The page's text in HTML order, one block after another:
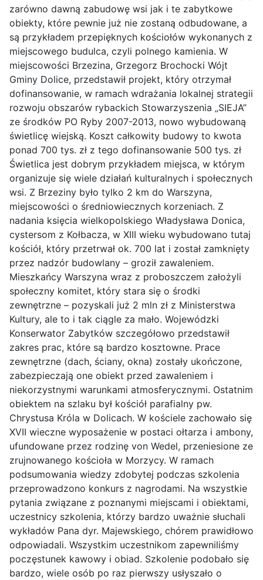
zarówno dawną zabudowę wsi jak i te zabytkowe
obiekty, które pewnie już nie zostaną odbudowane, a
są przykładem przepięknych kościołów wykonanych z
miejscowego budulca, czyli polnego kamienia. W
miejscowości Brzezina, Grzegorz Brochocki Wójt
Gminy Dolice, przedstawił projekt, który otrzymał
dofinansowanie, w ramach wdrażania lokalnej strategii
rozwoju obszarów rybackich Stowarzyszenia „SIEJA”
ze środków PO Ryby 2007-2013, nowo wybudowaną
świetlicę wiejską. Koszt całkowity budowy to kwota
ponad 700 tys. zł z tego dofinansowanie 500 tys. zł
Świetlica jest dobrym przykładem miejsca, w którym
organizuje się wiele działań kulturalnych i społecznych
wsi. Z Brzeziny było tylko 2 km do Warszyna,
miejscowości o średniowiecznych korzeniach. Z
nadania księcia wielkopolskiego Władysława Donica,
cystersom z Kołbacza, w XIII wieku wybudowano tutaj
kościół, który przetrwał ok. 700 lat i został zamknięty
przez nadzór budowlany – groził zawaleniem.
Mieszkańcy Warszyna wraz z proboszczem założyli
społeczny komitet, który stara się o środki
zewnętrzne – pozyskali już 2 mln zł z Ministerstwa
Kultury, ale to i tak ciągle za mało. Wojewódzki
Konserwator Zabytków szczegółowo przedstawił
zakres prac, które są bardzo kosztowne. Prace
zewnętrzne (dach, ściany, okna) zostały ukończone,
zabezpieczają one obiekt przed zawaleniem i
niekorzystnymi warunkami atmosferycznymi. Ostatnim
obiektem na szlaku był kościół parafialny pw.
Chrystusa Króla w Dolicach. W kościele zachowało się
XVII wieczne wyposażenie w postaci ołtarza i ambony,
ufundowane przez rodzinę von Wedel, przeniesione ze
zrujnowanego kościoła w Morzycy. W ramach
podsumowania wiedzy zdobytej podczas szkolenia
przeprowadzono konkurs z nagrodami. Na wszystkie
pytania związane z poznanymi miejscami i obiektami,
uczestnicy szkolenia, którzy bardzo uważnie słuchali
wykładów Pana dyr. Majewskiego, chórem prawidłowo
odpowiadali. Wszystkim uczestnikom zapewniliśmy
poczęstunek kawowy i obiad. Szkolenie podobało się
bardzo, wiele osób po raz pierwszy usłyszało o